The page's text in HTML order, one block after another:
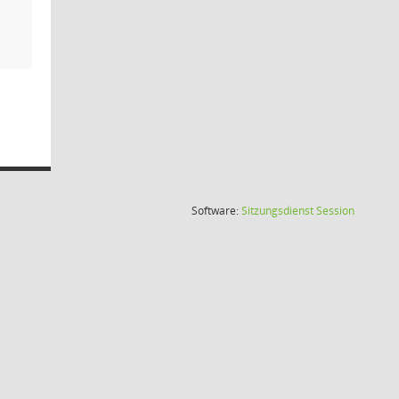
Software:SitzungsdienstSession(Wird in